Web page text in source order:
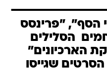
הסף", "פרינסס
 הסלילים
הארכיונים"
שגייסו